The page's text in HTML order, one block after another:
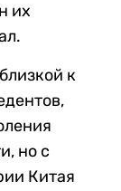
их
к
но с
Китая